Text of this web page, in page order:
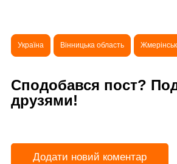
Україна Вінницька область
Сподобався пост?
друзями!
Додати новий коментар